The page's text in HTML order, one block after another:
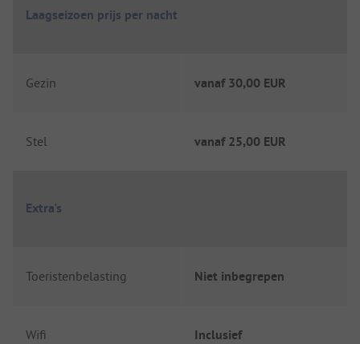
Laagseizoen prijs per nacht
Gezin vanaf 30,00 EUR
Stel vanaf 25,00 EUR
Extra's
Toeristenbelasting Niet inbegrepen
Wifi Inclusief